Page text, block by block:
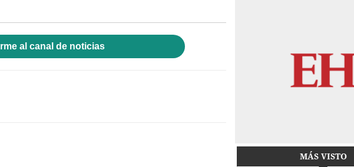
al canal de noticias
MÁS VISTO